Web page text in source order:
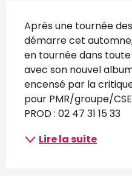
Description
Après une tournée
démarre cet
en tournée dans
avec son nouvel
encensé par la
pour PMR/groupe/
PROD : 02 47 31 15 33
Lire la suite